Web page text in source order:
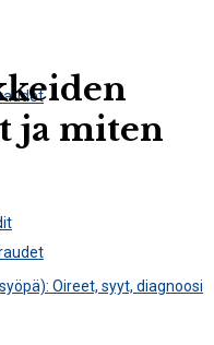
ja miten